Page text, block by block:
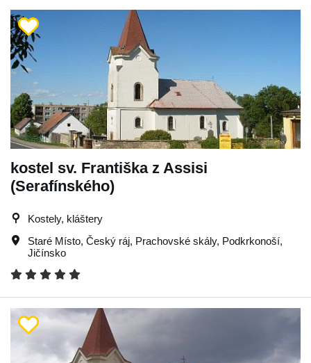
kostel sv. Františka z Assisi
(Serafínského)
Kostely, kláštery
Staré Místo, Český ráj, Prachovské skály, Podkrkonoší,
Jičínsko